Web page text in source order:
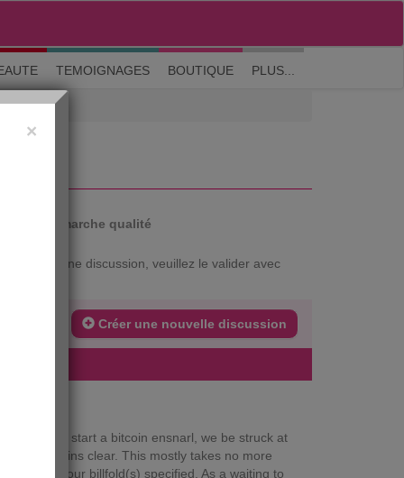
M'inscrire| Me connecter| ? Visite guidée
TEMOIGNAGES BOUTIQUE PLUS...
Démarche qualité
extrait d'une discussion, veuillez le valider avec
Créer une nouvelle discussion
days you start a bitcoin ensnarl, we be struck at
the bitcoins clear. This mostly takes no more
coins to your billfold(s) specified. As a waiting to
×